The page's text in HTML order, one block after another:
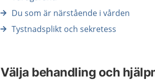
Du som är närstående i vården
Tystnadsplikt och sekretess
Välja behandling och